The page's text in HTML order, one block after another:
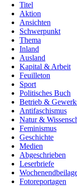
Titel
Aktion
Ansichten
Schwerpunkt
Thema
Inland
Ausland
Kapital & Arbeit
Feuilleton
Sport
Politisches Buch
Betrieb &
Antifaschismus
Natur &
Feminismus
Geschichte
Medien
Abgeschrieben
Leserbriefe
Fotoreportagen